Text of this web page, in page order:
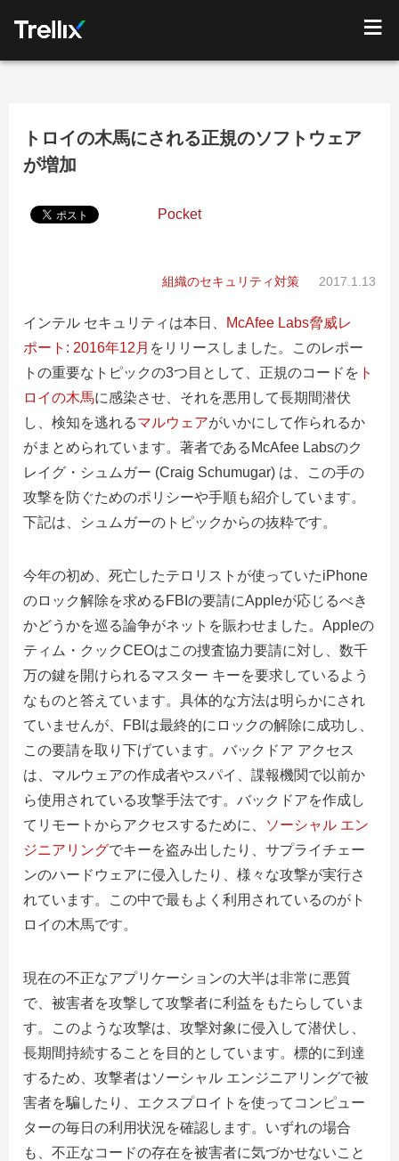
トロイの木馬にされる正規のソフトウェア
が増加
Pocket
組織のセキュリティ対策 2017.1.13
インテル セキュリティは本日、
McAfee Labs脅威レ
ポート: 2016年12月 をリリースしました。このレポー
トの重要なトピックの3つ目として、正規のコードを ト
ロイの木馬に感染させ、それを悪用して長期間潜伏
し、検知を逃れるマルウェアがいかにして作られるか
がまとめられています。著者であるMcAfee Labsのク
レイグ・シュムガー (Craig Schumugar) は、この手の
攻撃を防ぐためのポリシーや手順も紹介しています。
下記は、シュムガーのトピックからの抜粋です。
今年の初め、死亡したテロリストが使っていたiPhone
のロック解除を求めるFBIの要請にAppleが応じるべき
かどうかを巡る論争がネットを賑わせました。Appleの
ティム・クックCEOはこの捜査協力要請に対し、数千
万の鍵を開けられるマスター キーを要求しているよう
なものと答えています。具体的な方法は明らかにされ
ていませんが、FBIは最終的にロックの解除に成功し、
この要請を取り下げています。バックドア アクセス
は、マルウェアの作成者やスパイ、諜報機関で以前か
ら使用されている攻撃手法です。バックドアを作成し
てリモートからアクセスするために、
ソーシャル エン
ジニアリングでキーを盗み出したり、サプライチェー
ンのハードウェアに侵入したり、様々な攻撃が実行さ
れています。この中で最もよく利用されているのがト
ロイの木馬です。
現在の不正なアプリケーションの大半は非常に悪質
で、被害者を攻撃して攻撃者に利益をもたらしていま
す。このような攻撃は、攻撃対象に侵入して潜伏し、
長期間持続することを目的としています。標的に到達
するため、攻撃者はソーシャル エンジニアリングで被
害者を騙したり、エクスプロイトを使ってコンピュー
ターの毎日の利用状況を確認します。いずれの場合
も、不正なコードの存在を被害者に気づかせないこと